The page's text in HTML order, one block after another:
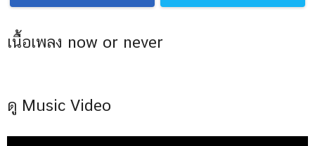
เนื้อเพลง now or never
ดู Music Video